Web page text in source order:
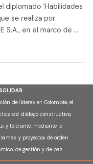
diplomado ‘Habilidades
se realiza por
S.A., en el marco de …
de líderes en Colombia; el
del diálogo constructivo,
y tolerante, mediante la
y proyectos de orden
de gestión y de paz.